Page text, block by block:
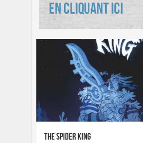
The Spider King